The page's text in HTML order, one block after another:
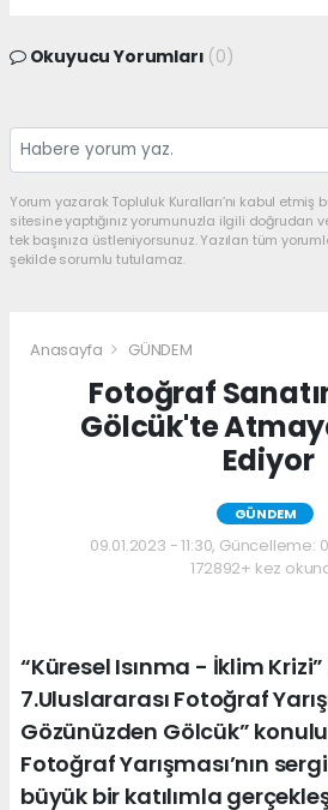
Okuyucu Yorumları (0)
Yorum yazarak Topluluk Kuralları’nı kabul
sitesine yaptığınız yorumunuzla ilgili doğrudan
tek başınıza üstleniyorsunuz. Yazılan tüm
şekilde sorumlu tutulamaz.
Anasayfa GÜNDEM
Fotoğraf
Gölcük'te
Ediyor
GÜNDEM
09.01.2023 - 11:30, Güncelleme:
172892+ kez
“Küresel Isınma - İklim
7.Uluslararası Fotoğraf
Gözünüzden Gölcük” konulu
Fotoğraf Yarışması’nın
büyük bir katılımla